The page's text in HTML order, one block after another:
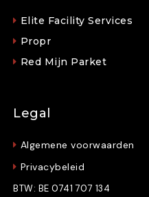
Elite Facility Services
Propr
Red Mijn Parket
Legal
Algemene voorwaarden
Privacybeleid
BTW: BE 0741 707 134